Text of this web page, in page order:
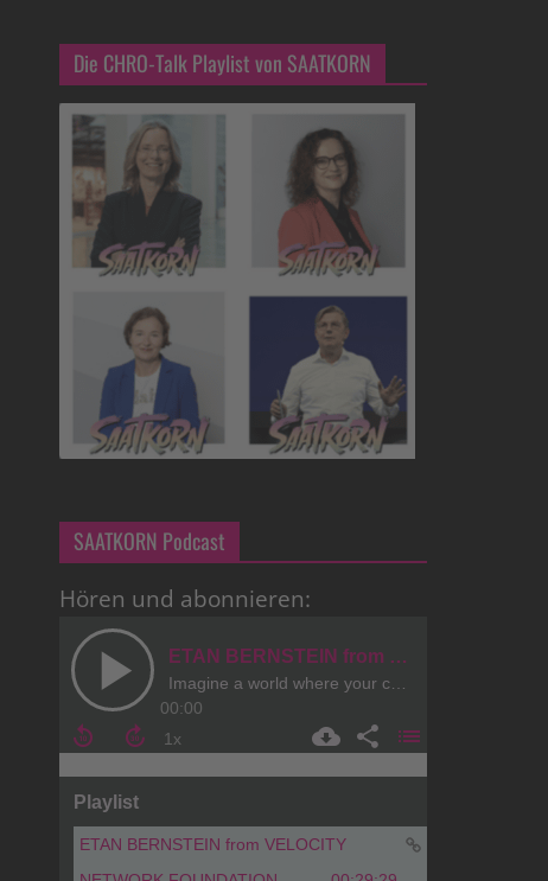
Die CHRO-Talk Playlist von SAATKORN
SAATKORN Podcast
Hören und abonnieren: